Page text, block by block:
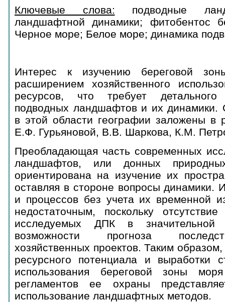
Ключевые слова: подводные
ландшафтной динамики; фитобентос
Черное море; Белое море; динамика
Интерес к изучению береговой
расширением хозяйственного
ресурсов, что требует детального
подводных ландшафтов и их динамики.
в этой области географии заложены в
Е.Ф. Гурьяновой, В.В. Шаркова, К.М.
Преобладающая часть современных
ландшафтов, или донных
ориентирована на изучение их
оставляя в стороне вопросы динамики.
и процессов без учета их временной
недостаточным, поскольку
исследуемых ДПК в значительной
возможности прогноза
хозяйственных проектов. Таким
ресурсного потенциала и выработки
использования береговой зоны
регламентов ее охраны
использование ландшафтных методов.